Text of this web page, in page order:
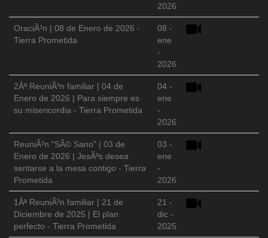
2026
OraciÃ³n | 08 de Enero de 2026 -
Tierra Prometida
08 -
ene
-
2026
2Âª ReuniÃ³n familiar | 04 de
Enero de 2026 | Para siempre es
su misericordia - Tierra Prometida
04 -
ene
-
2026
ReuniÃ³n "SÃ© Sano" | 03 de
Enero de 2026 | JesÃºs desea
sentarse a la mesa contigo - Tierra
Prometida
03 -
ene
-
2026
1Âª ReuniÃ³n familiar | 21 de
Diciembre de 2025 | El plan
perfecto - Tierra Prometida
21 -
dic -
2025